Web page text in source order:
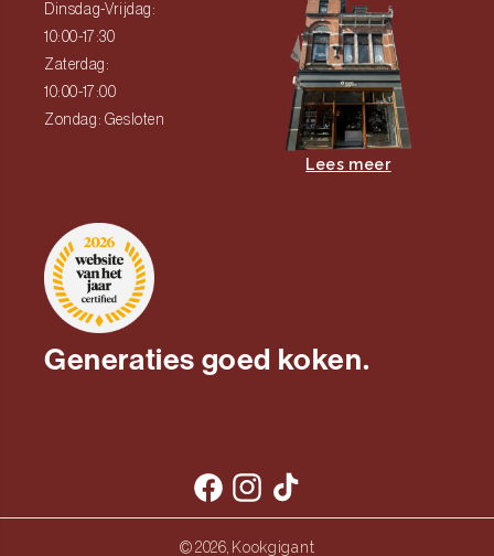
Dinsdag-Vrijdag:
10:00-17:30
Zaterdag:
10:00-17:00
Zondag: Gesloten
Lees meer
Generaties goed koken.
Facebook
Instagram
TikTok
© 2026, Kookgigant